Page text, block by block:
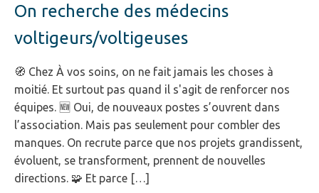
On recherche des médecins
voltigeurs/voltigeuses
🧭 Chez À vos soins, on ne fait jamais les choses à
moitié. Et surtout pas quand il s'agit de renforcer nos
équipes. 🆕 Oui, de nouveaux postes s’ouvrent dans
l’association. Mais pas seulement pour combler des
manques. On recrute parce que nos projets grandissent,
évoluent, se transforment, prennent de nouvelles
directions. 🧩 Et parce […]